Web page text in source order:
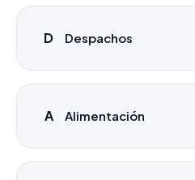
D Despachos
A Alimentación